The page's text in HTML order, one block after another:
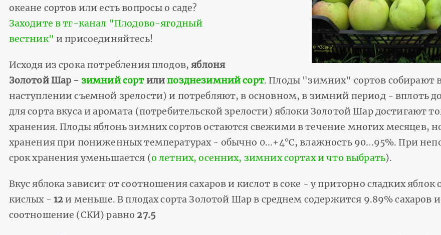
океане сортов или есть вопросы о саде?
Заходите в тг-канал "Плодово-ягодный
вестник" и присоединяйтесь!
Исходя из срока потребления плодов,яблоня
Золотой Шар - зимний сортилипозднезимний сорт. Плоды "зимних" сортов собирают
наступлении съемной зрелости) и потребляют, в основном, в зимний период - вплоть
для сорта вкуса и аромата (потребительской зрелости) яблоки Золотой Шар достигают
хранения. Плоды яблонь зимних сортов остаются свежими в течение многих месяцев,
хранения при пониженных температурах - обычно 0...+4°С, влажность 90...95%. При
срок хранения уменьшается (о летних, осенних, зимних сортах и что выбрать).
Вкус яблока зависит от соотношения сахаров и кислот в соке - у приторно сладких яблок
кислых -12и меньше. В плодах сорта Золотой Шар в среднем содержится 9.89% сахаров
соотношение (СКИ) равно 27.5